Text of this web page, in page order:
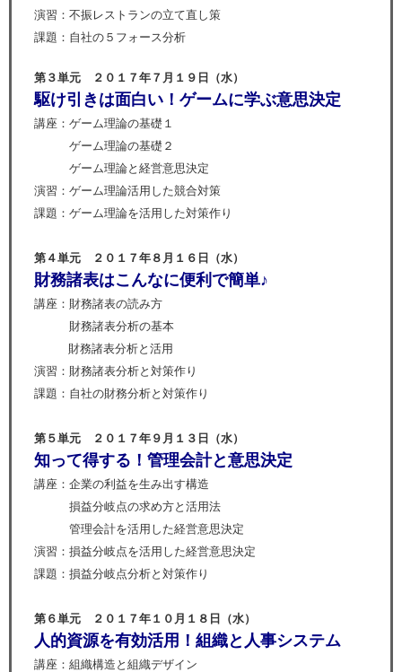
演習：不振レストランの立て直し策
課題：自社の５フォース分析
第３単元 ２０１７年７月１９日（水）
駆け引きは面白い！ゲームに学ぶ意思決定
講座：ゲーム理論の基礎１
ゲーム理論の基礎２
ゲーム理論と経営意思決定
演習：ゲーム理論活用した競合対策
課題：ゲーム理論を活用した対策作り
第４単元 ２０１７年８月１６日（水）
財務諸表はこんなに便利で簡単♪
講座：財務諸表の読み方
財務諸表分析の基本
財務諸表分析と活用
演習：財務諸表分析と対策作り
課題：自社の財務分析と対策作り
第５単元 ２０１７年９月１３日（水）
知って得する！管理会計と意思決定
講座：企業の利益を生み出す構造
損益分岐点の求め方と活用法
管理会計を活用した経営意思決定
演習：損益分岐点を活用した経営意思決定
課題：損益分岐点分析と対策作り
第６単元 ２０１７年１０月１８日（水）
人的資源を有効活用！組織と人事システム
講座：組織構造と組織デザイン